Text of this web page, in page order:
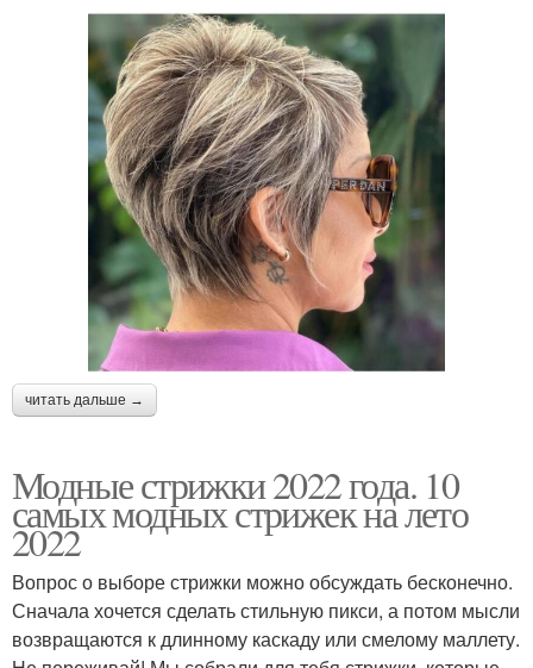
читать дальше →
Модные стрижки 2022 года. 10
самых модных стрижек на лето
2022
Вопрос о выборе стрижки можно обсуждать бесконечно.
Сначала хочется сделать стильную пикси, а потом мысли
возвращаются к длинному каскаду или смелому маллету.